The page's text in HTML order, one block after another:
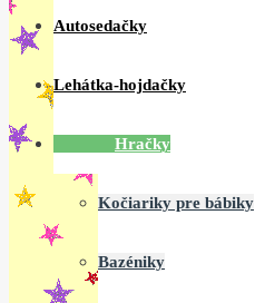
Autosedačky
Lehátka-hojdačky
Hračky
Kočiariky pre bábiky
Bazéniky